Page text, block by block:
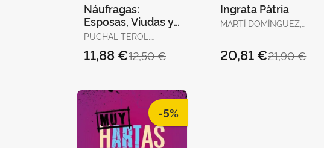
Náufragas:
Esposas, Viudas y
Prostitutas en la
PUCHAL TEROL,
12,50 €
11,88 €
Ingrata Pàtria
MARTÍ DOMÍNGUEZ,
21,90 €
20,81 €
-5%